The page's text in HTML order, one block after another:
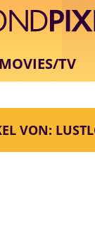
MOVIES/TV
VON: